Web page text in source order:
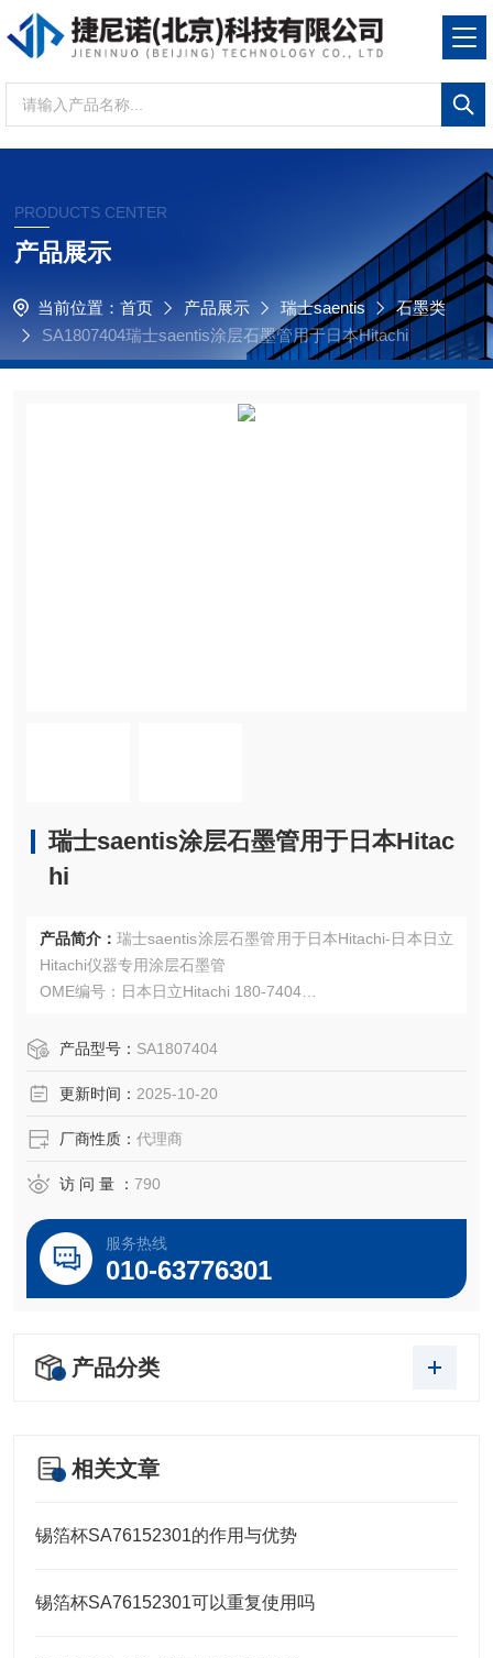
PRODUCTS CENTER
产品展示
当前位置： 首页 产品展示 瑞士saentis
石墨类
SA1807404瑞士saentis涂层石墨管用于日本Hitachi
瑞士saentis涂层石墨管用于日本Hitac
hi
产品简介： 瑞士saentis涂层石墨管用于日本Hitachi-日本日立
Hitachi仪器专用涂层石墨管
OME编号：日本日立Hitachi 180-7404
OEM厂商；我们提供的所有产品都是高质量高性价的，适用
产品型号： SA1807404
更新时间： 2025-10-20
厂商性质： 代理商
访 问 量 ： 790
服务热线
010-63776301
产品分类
相关文章
锡箔杯SA76152301的作用与优势
锡箔杯SA76152301可以重复使用吗